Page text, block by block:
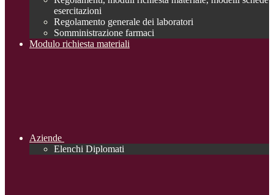
esercitazioni
Regolamento generale dei laboratori
Somministrazione farmaci
Modulo richiesta materiali
Aziende
Elenchi Diplomati